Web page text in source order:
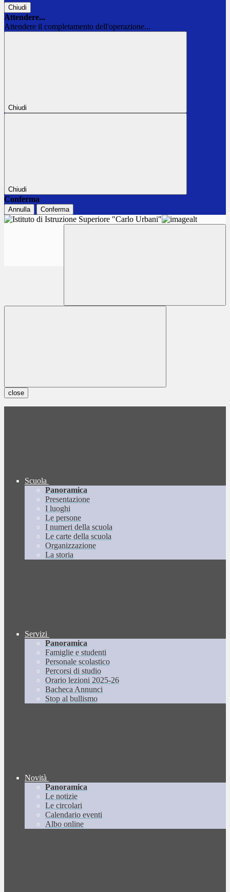
Chiudi
Attendere...
Attendere il completamento dell'operazione...
Chiudi
Chiudi
Conferma
Annulla Conferma
close
Scuola
Panoramica
Presentazione
I luoghi
Le persone
I numeri della scuola
Le carte della scuola
Organizzazione
La storia
Servizi
Panoramica
Famiglie e studenti
Personale scolastico
Percorsi di studio
Orario lezioni 2025-26
Bacheca Annunci
Stop al bullismo
Novità
Panoramica
Le notizie
Le circolari
Calendario eventi
Albo online